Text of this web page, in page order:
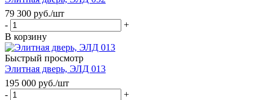
79 300 руб./шт
-
+
В корзину
Быстрый просмотр
Элитная дверь, ЭЛД 013
195 000 руб./шт
-
+